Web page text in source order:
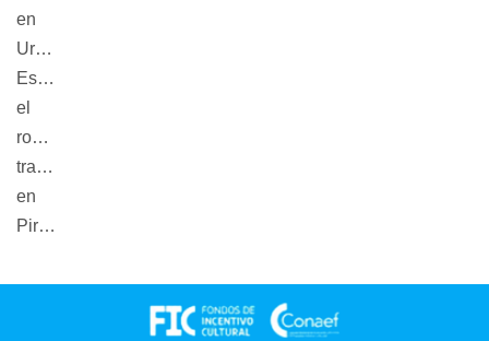
en
Uruguay.
Específicamente
el
rodaje
transcurrirá
en
Piriápolis.